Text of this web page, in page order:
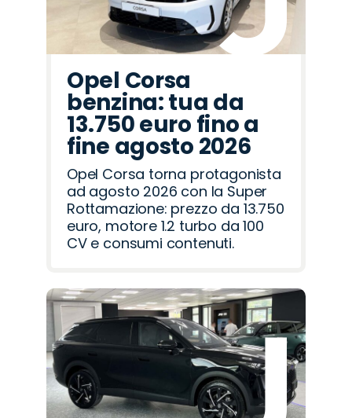
Opel Corsa
benzina: tua da
13.750 euro fino a
fine agosto 2026
Opel Corsa torna protagonista
ad agosto 2026 con la Super
Rottamazione: prezzo da 13.750
euro, motore 1.2 turbo da 100
CV e consumi contenuti.